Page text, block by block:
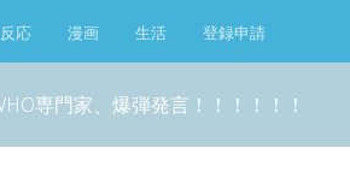
応 漫画 生活 登録申請
専門家、爆弾発言！！！！！！